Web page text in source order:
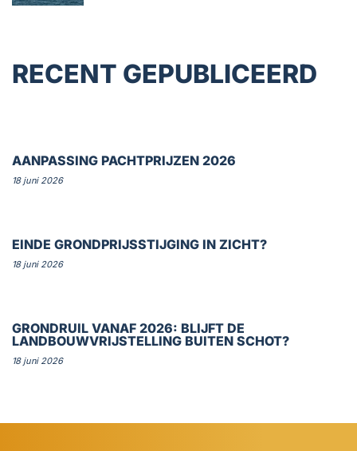
RECENT GEPUBLICEERD
AANPASSING PACHTPRIJZEN 2026
18 juni 2026
EINDE GRONDPRIJSSTIJGING IN ZICHT?
18 juni 2026
GRONDRUIL VANAF 2026: BLIJFT DE
LANDBOUWVRIJSTELLING BUITEN SCHOT?
18 juni 2026